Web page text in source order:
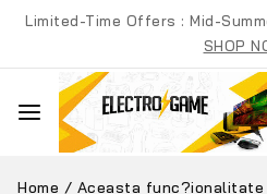
SkipLimited-Time Offers : Mid-
SHOP
Home / Aceasta